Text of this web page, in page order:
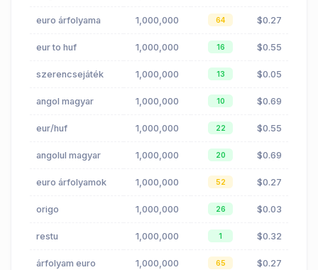
euro árfolyama 1,000,000 64 $0.27
eur to huf 1,000,000 16 $0.55
szerencsejáték 1,000,000 13 $0.05
angol magyar 1,000,000 10 $0.69
eur/huf 1,000,000 22 $0.55
angolul magyar 1,000,000 20 $0.69
euro árfolyamok 1,000,000 52 $0.27
origo 1,000,000 26 $0.03
restu 1,000,000 1 $0.32
árfolyam euro 1,000,000 65 $0.27